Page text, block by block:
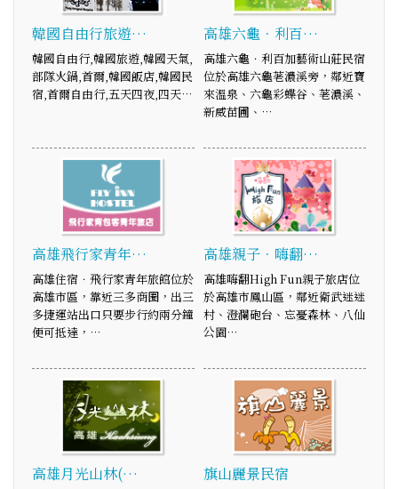
韓國自由行旅遊…
韓國自由行,韓國旅遊,韓國天氣,
部隊火鍋,首爾,韓國飯店,韓國民
宿,首爾自由行,五天四夜,四天…
高雄六龜．利百…
高雄六龜．利百加藝術山莊民宿
位於高雄六龜荖濃溪旁，鄰近寶
來溫泉、六龜彩蝶谷、荖濃溪、
新威苗圃、…
高雄飛行家青年…
高雄住宿．飛行家青年旅館位於
高雄市區，靠近三多商圈，出三
多捷運站出口只要步行約兩分鐘
便可抵達，…
高雄親子．嗨翻…
高雄嗨翻High Fun親子旅店位
於高雄市鳳山區，鄰近衛武迷迷
村、澄瀾砲台、忘憂森林、八仙
公園…
高雄月光山林(… 旗山麗景民宿